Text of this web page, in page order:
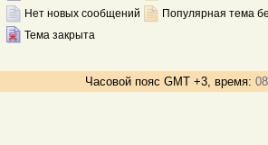
Нет новых сообщений
Популярная тема
Тема закрыта
Часовой пояс GMT +3, время: